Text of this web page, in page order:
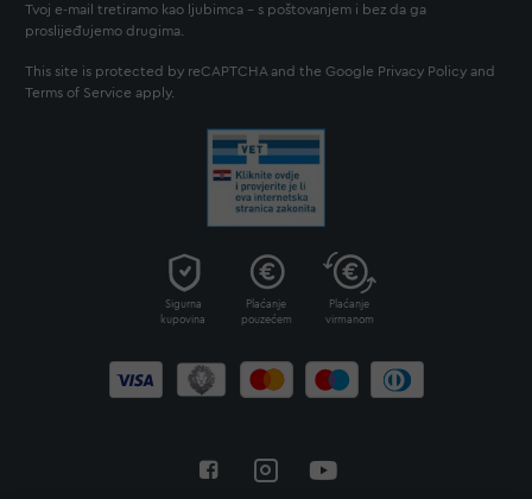
Tvoj e-mail tretiramo kao ljubimca - s poštovanjem i bez da ga
proslijeđujemo drugima.
This site is protected by reCAPTCHA and the Google Privacy Policy and
Terms of Service apply.
Sigurna
kupovina
Plaćanje
pouzećem
Plaćanje
virmanom